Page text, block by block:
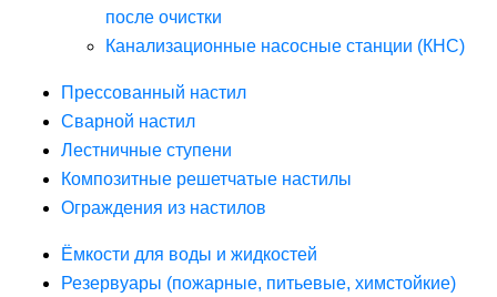
после очистки
Канализационные насосные станции (КНС)
Прессованный настил
Сварной настил
Лестничные ступени
Композитные решетчатые настилы
Ограждения из настилов
Ёмкости для воды и жидкостей
Резервуары (пожарные, питьевые, химстойкие)